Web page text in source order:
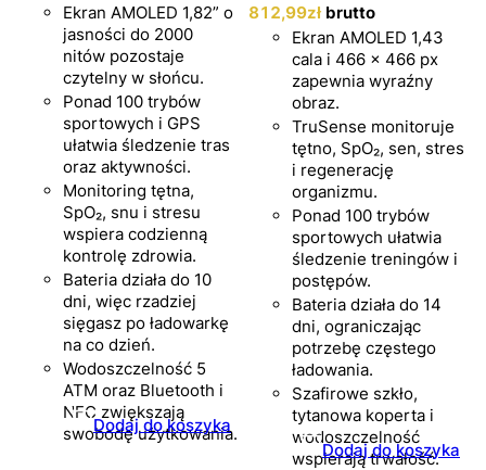
Ekran AMOLED 1,82” o
jasności do 2000
nitów pozostaje
czytelny w słońcu.
Ponad 100 trybów
sportowych i GPS
ułatwia śledzenie tras
oraz aktywności.
Monitoring tętna,
SpO₂, snu i stresu
wspiera codzienną
kontrolę zdrowia.
Bateria działa do 10
dni, więc rzadziej
sięgasz po ładowarkę
na co dzień.
Wodoszczelność 5
ATM oraz Bluetooth i
NFC zwiększają
swobodę użytkowania.
Dodaj do koszyka
812,99zł brutto
Ekran AMOLED 1,43
cala i 466 × 466 px
zapewnia wyraźny
obraz.
TruSense monitoruje
tętno, SpO₂, sen, stres
i regenerację
organizmu.
Ponad 100 trybów
sportowych ułatwia
śledzenie treningów i
postępów.
Bateria działa do 14
dni, ograniczając
potrzebę częstego
ładowania.
Szafirowe szkło,
tytanowa koperta i
wodoszczelność
wspierają trwałość.
Dodaj do koszyka